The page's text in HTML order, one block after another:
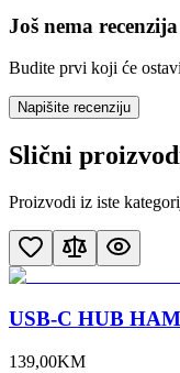
Još nema recenzija
Budite prvi koji će
Napišite recenziju
Slični
Proizvodi iz iste
USB-C HUB
139,00KM